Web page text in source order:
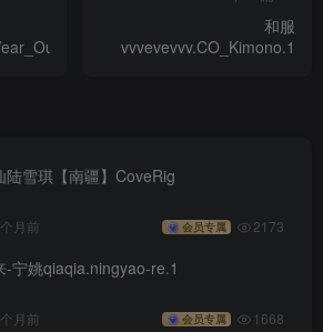
和服
vvvevevvv.CO_Kimono.1
陆雪琪【南疆】CoveRig
月前 会员专属 2173
-宁姚qiaqia.ningyao-re.1
月前 会员专属 1668